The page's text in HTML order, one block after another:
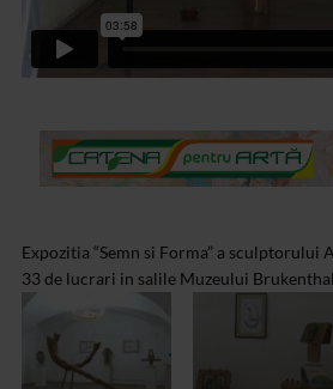
Expozitia “Semn si Forma” a sculptorului
33 de lucrari in salile Muzeului